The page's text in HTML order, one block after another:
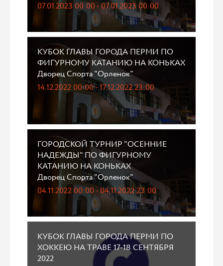
07.01.2023 00:00 - 07.01.2023 00:00
КУБОК ГЛАВЫ ГОРОДА ПЕРМИ ПО
ФИГУРНОМУ КАТАНИЮ НА КОНЬКАХ
Дворец Спорта "Орленок"
14.12.2022 00:00 - 17.12.2022 23:00
ГОРОДСКОЙ ТУРНИР "ОСЕННИЕ
НАДЕЖДЫ" ПО ФИГУРНОМУ
КАТАНИЮ НА КОНЬКАХ
Дворец Спорта "Орленок"
04.11.2022 00:00 - 04.11.2022 23:00
КУБОК ГЛАВЫ ГОРОДА ПЕРМИ ПО
ХОККЕЮ НА ТРАВЕ 17-18 СЕНТЯБРЯ
2022